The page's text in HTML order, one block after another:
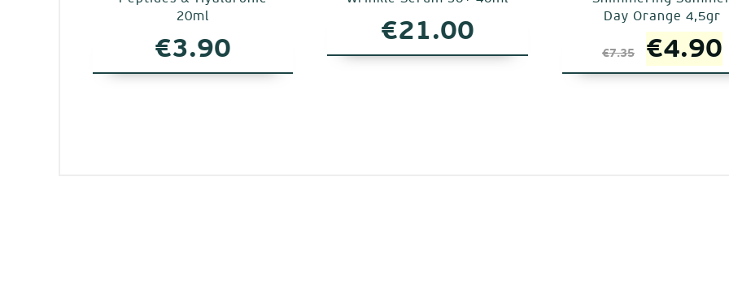
20ml
€3.90
€21.00
Day Orange 4,5gr
€7.35
Original
price
€4.90Η